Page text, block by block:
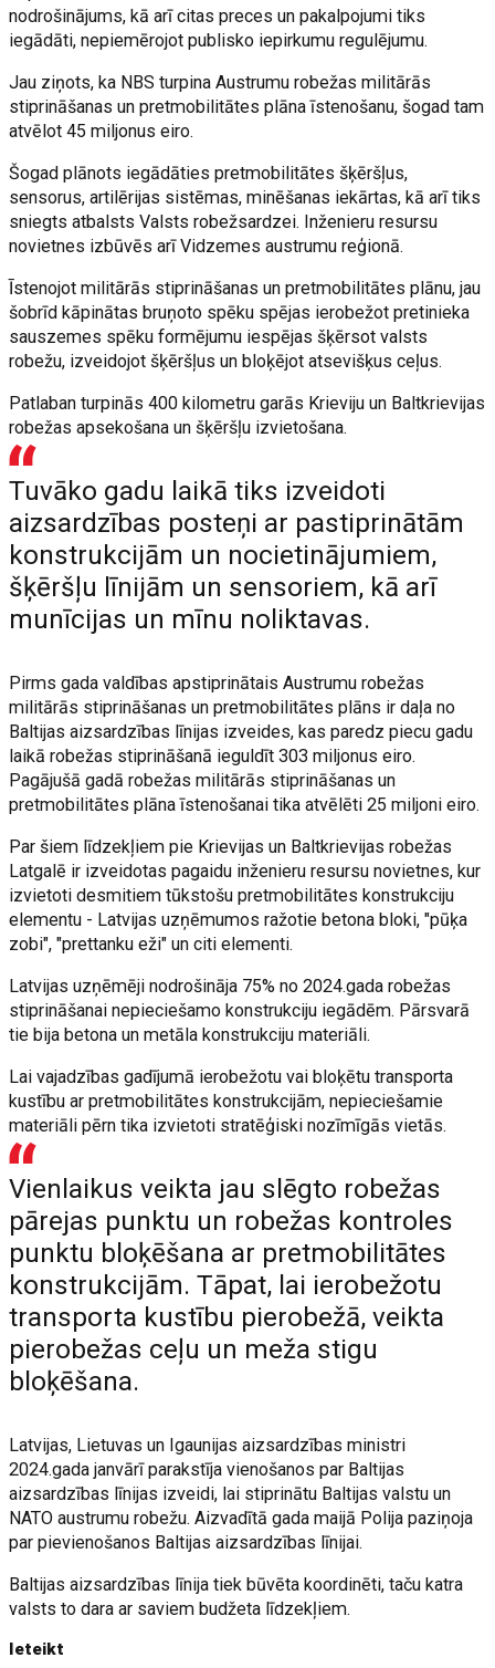
nodrošinājums, kā arī citas preces un pakalpojumi tiks
iegādāti, nepiemērojot publisko iepirkumu regulējumu.
Jau ziņots, ka NBS turpina Austrumu robežas militārās
stiprināšanas un pretmobilitātes plāna īstenošanu, šogad tam
atvēlot 45 miljonus eiro.
Šogad plānots iegādāties pretmobilitātes šķēršļus,
sensorus, artilērijas sistēmas, minēšanas iekārtas, kā arī tiks
sniegts atbalsts Valsts robežsardzei. Inženieru resursu
novietnes izbūvēs arī Vidzemes austrumu reģionā.
Īstenojot militārās stiprināšanas un pretmobilitātes plānu, jau
šobrīd kāpinātas bruņoto spēku spējas ierobežot pretinieka
sauszemes spēku formējumu iespējas šķērsot valsts
robežu, izveidojot šķēršļus un bloķējot atsevišķus ceļus.
Patlaban turpinās 400 kilometru garās Krieviju un Baltkrievijas
robežas apsekošana un šķēršļu izvietošana.
Tuvāko gadu laikā tiks izveidoti
aizsardzības posteņi ar pastiprinātām
konstrukcijām un nocietinājumiem,
šķēršļu līnijām un sensoriem, kā arī
munīcijas un mīnu noliktavas.
Pirms gada valdības apstiprinātais Austrumu robežas
militārās stiprināšanas un pretmobilitātes plāns ir daļa no
Baltijas aizsardzības līnijas izveides, kas paredz piecu gadu
laikā robežas stiprināšanā ieguldīt 303 miljonus eiro.
Pagājušā gadā robežas militārās stiprināšanas un
pretmobilitātes plāna īstenošanai tika atvēlēti 25 miljoni eiro.
Par šiem līdzekļiem pie Krievijas un Baltkrievijas robežas
Latgalē ir izveidotas pagaidu inženieru resursu novietnes, kur
izvietoti desmitiem tūkstošu pretmobilitātes konstrukciju
elementu - Latvijas uzņēmumos ražotie betona bloki, "pūķa
zobi", "prettanku eži" un citi elementi.
Latvijas uzņēmēji nodrošināja 75% no 2024.gada robežas
stiprināšanai nepieciešamo konstrukciju iegādēm. Pārsvarā
tie bija betona un metāla konstrukciju materiāli.
Lai vajadzības gadījumā ierobežotu vai bloķētu transporta
kustību ar pretmobilitātes konstrukcijām, nepieciešamie
materiāli pērn tika izvietoti stratēģiski nozīmīgās vietās.
Vienlaikus veikta jau slēgto robežas
pārejas punktu un robežas kontroles
punktu bloķēšana ar pretmobilitātes
konstrukcijām. Tāpat, lai ierobežotu
transporta kustību pierobežā, veikta
pierobežas ceļu un meža stigu
bloķēšana.
Latvijas, Lietuvas un Igaunijas aizsardzības ministri
2024.gada janvārī parakstīja vienošanos par Baltijas
aizsardzības līnijas izveidi, lai stiprinātu Baltijas valstu un
NATO austrumu robežu. Aizvadītā gada maijā Polija paziņoja
par pievienošanos Baltijas aizsardzības līnijai.
Baltijas aizsardzības līnija tiek būvēta koordinēti, taču katra
valsts to dara ar saviem budžeta līdzekļiem.
Ieteikt